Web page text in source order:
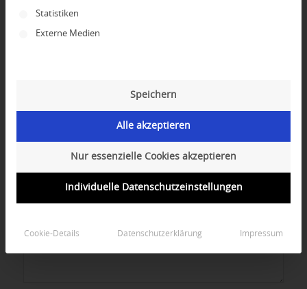
An Diskussion beteiligen?
Hinterlassen Sie uns Ihren Kommentar!
Statistiken
Externe Medien
Speichern
Alle akzeptieren
Nur essenzielle Cookies akzeptieren
Individuelle Datenschutzeinstellungen
Cookie-Details Datenschutzerklärung Impressum